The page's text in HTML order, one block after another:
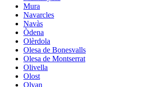
Mura
Navarcles
Navàs
Òdena
Olèrdola
Olesa de Bonesvalls
Olesa de Montserrat
Olivella
Olost
Olvan